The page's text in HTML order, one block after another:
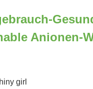
Anionen-
girl